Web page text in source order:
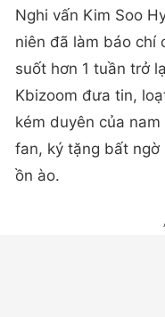
Nghi vấn Kim Soo
niên đã làm báo chí
suốt hơn 1 tuần trở
Kbizoom đưa tin,
kém duyên của
fan, ký tặng bất ngờ
ồn ào.